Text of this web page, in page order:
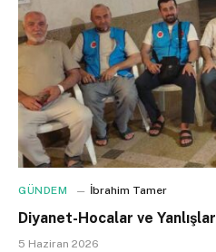
GÜNDEM İbrahim Tamer
Diyanet-Hocalar ve Yanlışlar
5 Haziran 2026